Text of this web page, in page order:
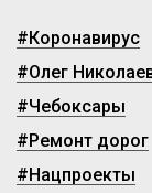
#Коронавирус
#Олег
#Чебоксары
#Ремонт дорог
#Нацпроекты